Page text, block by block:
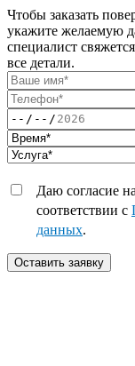
Чтобы заказать
укажите желаемую
специалист
все детали.
Даю согласие на
соответствии с
данных.
Оставить заявку